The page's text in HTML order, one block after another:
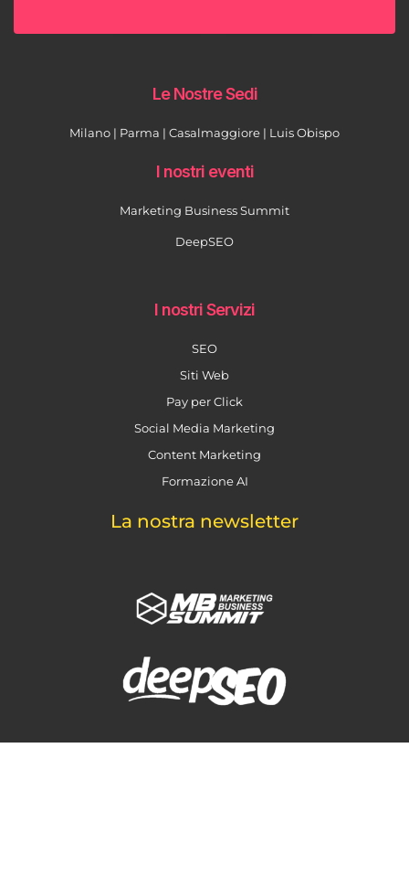
Le Nostre Sedi
Milano | Parma | Casalmaggiore | Luis Obispo
I nostri eventi
Marketing Business Summit
DeepSEO
I nostri Servizi
SEO
Siti Web
Pay per Click
Social Media Marketing
Content Marketing
Formazione AI
La nostra newsletter